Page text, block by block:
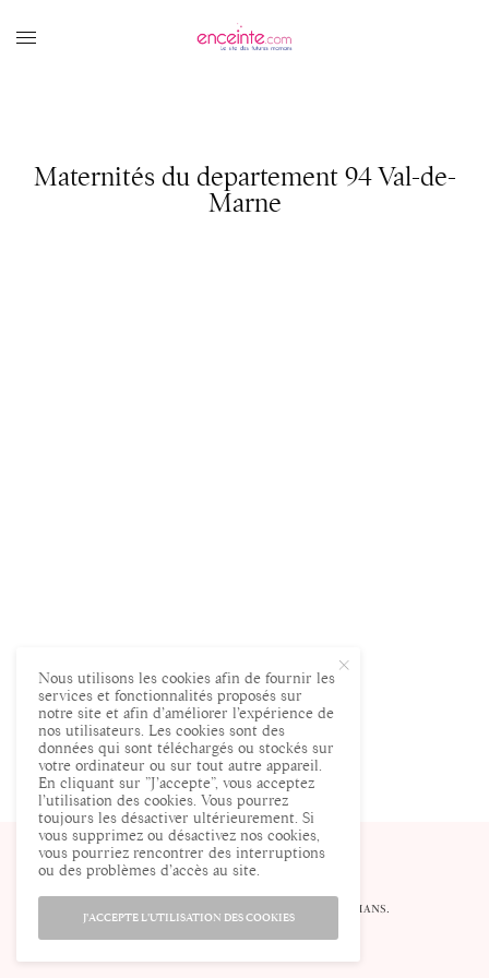
Maternités du departement 94 Val-de-
Marne
© ENCEINTE.COM LE SITE DES FUTURES MAMANS.
Nous utilisons les cookies afin de fournir les
services et fonctionnalités proposés sur
notre site et afin d’améliorer l’expérience de
nos utilisateurs. Les cookies sont des
données qui sont téléchargés ou stockés sur
votre ordinateur ou sur tout autre appareil.
En cliquant sur ”J’accepte”, vous acceptez
l’utilisation des cookies. Vous pourrez
toujours les désactiver ultérieurement. Si
vous supprimez ou désactivez nos cookies,
vous pourriez rencontrer des interruptions
ou des problèmes d’accès au site.
J'ACCEPTE L'UTILISATION DES COOKIES